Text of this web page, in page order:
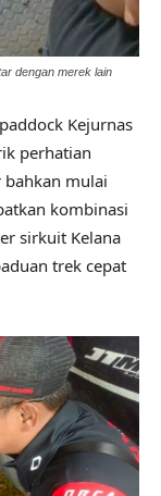
dengan merek lain
Kejurnas
perhatian
mulai
kombinasi
sirkuit Kelana
trek cepat